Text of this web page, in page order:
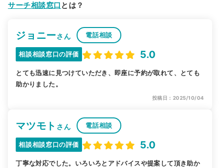
サーチ相談窓口 とは？
ジョニーさん 電話相談
相談相談窓口の評価 5.0
とても迅速に見つけていただき、即座に予約が取れて、とても
助かりました。
投稿日：2025/10/04
マツモト さん 電話相談
相談相談窓口の評価 5.0
丁寧な対応でした。いろいろとアドバイスや提案して頂き助か